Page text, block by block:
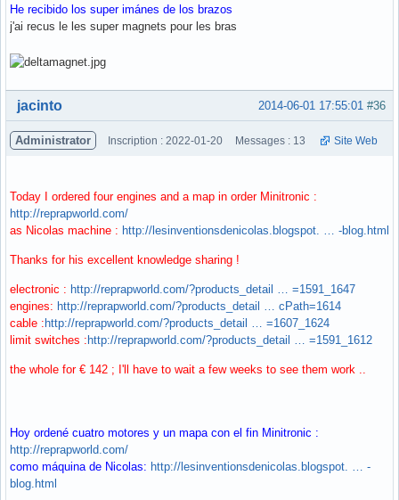
He recibido los super imánes de los brazos
j'ai recus le les super magnets pour les bras
Hors ligne #36
2014-06-01 17:55:01
jacinto
Administrator Inscription : 2022-01-20 Messages : 13 Site Web
Today I ordered four engines and a map in order Minitronic :
http://reprapworld.com/
as Nicolas machine : http://lesinventionsdenicolas.blogspot. … -blog.html
Thanks for his excellent knowledge sharing !
electronic : http://reprapworld.com/?products_detail … =1591_1647
engines: http://reprapworld.com/?products_detail … cPath=1614
cable :http://reprapworld.com/?products_detail … =1607_1624
limit switches :http://reprapworld.com/?products_detail … =1591_1612
the whole for € 142 ; I'll have to wait a few weeks to see them work ..
Hoy ordené cuatro motores y un mapa con el fin Minitronic :
http://reprapworld.com/
como máquina de Nicolas: http://lesinventionsdenicolas.blogspot. … -
blog.html